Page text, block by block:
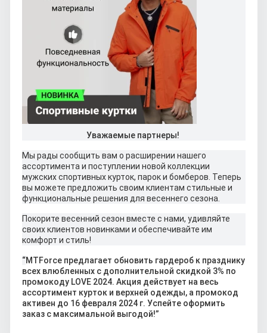
Уважаемые партнеры!
Мы рады сообщить вам о расширении нашего
ассортимента и поступлении новой коллекции
мужских спортивных курток, парок и бомберов. Теперь
вы можете предложить своим клиентам стильные и
функциональные решения для весеннего сезона.
Покорите весенний сезон вместе с нами, удивляйте
своих клиентов новинками и обеспечивайте им
комфорт и стиль!
“MTForce предлагает обновить гардероб к празднику
всех влюбленных с дополнительной скидкой 3% по
промокоду LOVE 2024. Акция действует на весь
ассортимент курток и верхней одежды, а промокод
активен до 16 февраля 2024 г. Успейте оформить
заказ с максимальной выгодой!”